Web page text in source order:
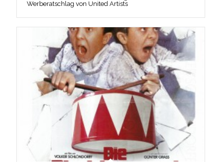
Werberatschlag von United Artists